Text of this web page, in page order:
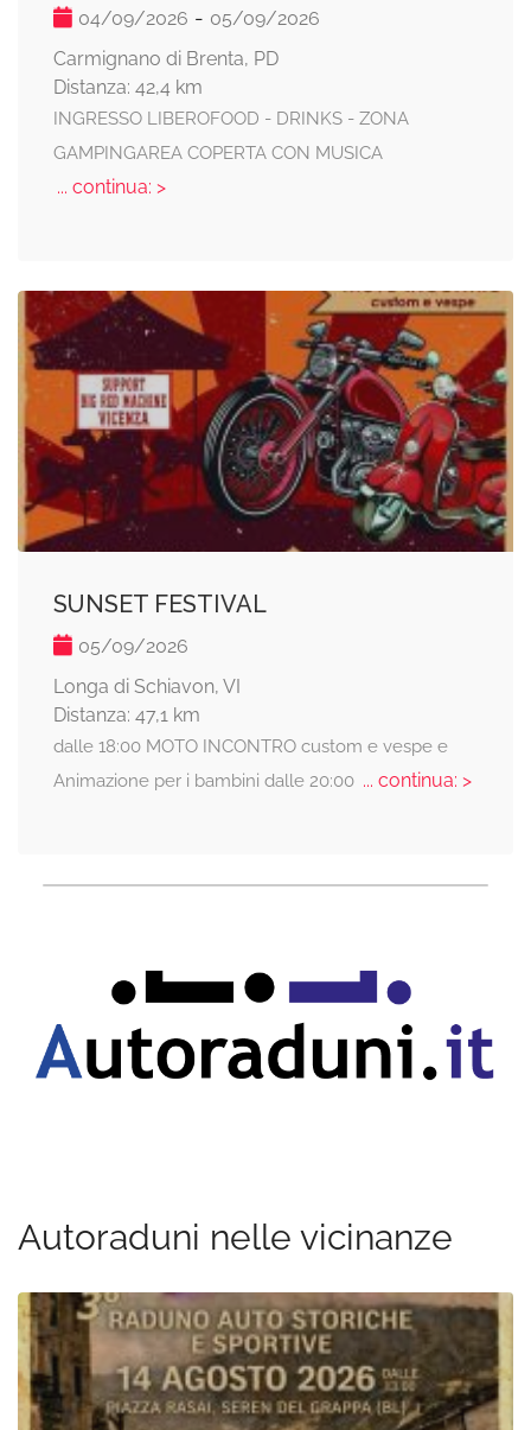
04/09/2026 - 05/09/2026
Carmignano di Brenta, PD
Distanza: 42,4 km
INGRESSO LIBEROFOOD - DRINKS - ZONA
GAMPINGAREA COPERTA CON MUSICA
... continua: >
SUNSET FESTIVAL
05/09/2026
Longa di Schiavon, VI
Distanza: 47,1 km
dalle 18:00 MOTO INCONTRO custom e vespe e
Animazione per i bambini dalle 20:00... continua: >
Autoraduni nelle vicinanze